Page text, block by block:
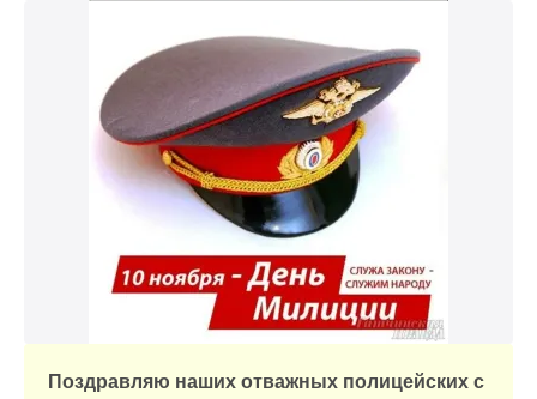
Поздравляю наших отважных полицейских с